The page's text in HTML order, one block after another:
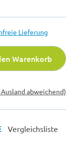
Lieferung
Warenkorb
Ausland abweichend)
Vergleichsliste